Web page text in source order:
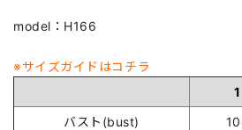
model：H166
※サイズガイドはコチラ
1
バスト(bust)